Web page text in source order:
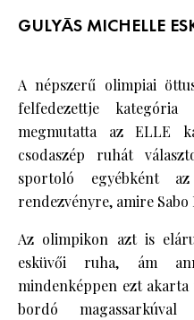
GULYÁS MICHELLE
A népszerű olimpiai
felfedezettje
megmutatta az ELLE
csodaszép ruhát
sportoló egyébként
rendezvényre, amire
Az olimpikon azt is
esküvői ruha, ám
mindenképpen ezt
bordó